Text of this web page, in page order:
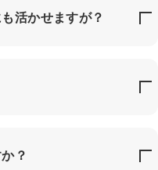
活かせますが？
？